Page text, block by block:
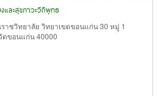
และสุขภาวะวิถีพุทธ
ชวิทยาลัย วิทยาเขตขอนแก่น 30 หมู่ 1
ดขอนแก่น 40000